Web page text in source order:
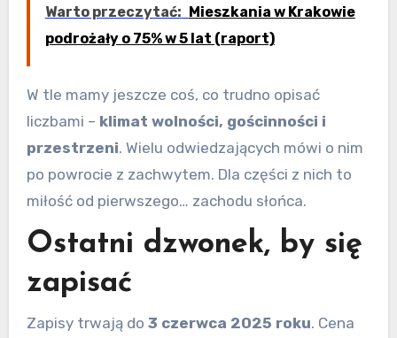
Warto przeczytać: Mieszkania w Krakowie
podrożały o 75% w 5 lat (raport)
W tle mamy jeszcze coś, co trudno opisać
liczbami – klimat wolności, gościnności i
przestrzeni. Wielu odwiedzających mówi o nim
po powrocie z zachwytem. Dla części z nich to
miłość od pierwszego… zachodu słońca.
Ostatni dzwonek, by się
zapisać
Zapisy trwają do 3 czerwca 2025 roku. Cena